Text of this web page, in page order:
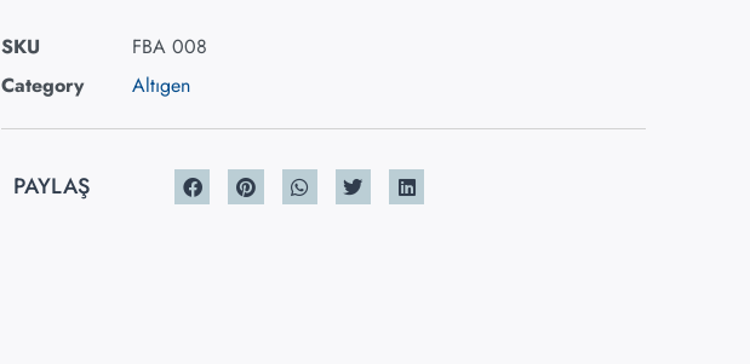
SKU
FBA 008
Category
Altıgen
PAYLAŞ